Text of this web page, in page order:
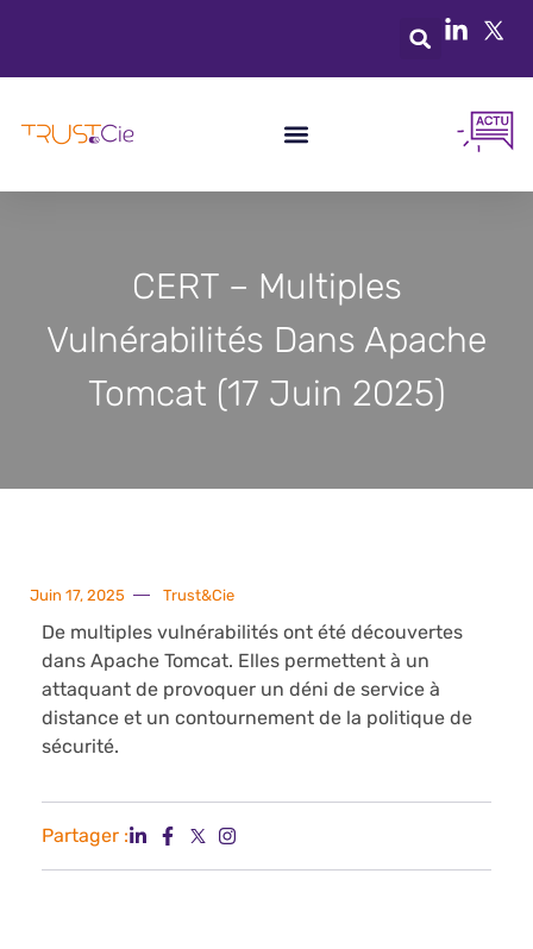
CERT – Multiples
Vulnérabilités Dans Apache
Tomcat (17 Juin 2025)
Juin 17, 2025 Trust&Cie
De multiples vulnérabilités ont été découvertes
dans Apache Tomcat. Elles permettent à un
attaquant de provoquer un déni de service à
distance et un contournement de la politique de
sécurité.
Partager :